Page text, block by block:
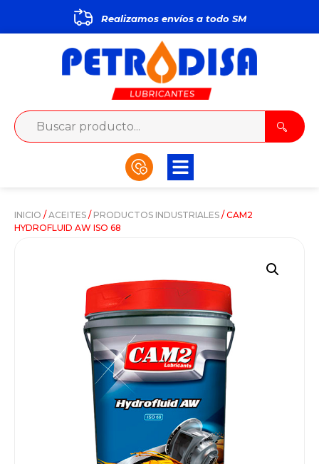
Realizamos envíos a todo SMP
INICIO / ACEITES / PRODUCTOS INDUSTRIALES / CAM2
HYDROFLUID AW ISO 68